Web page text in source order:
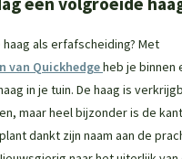
als erfafscheiding? Met
van Quickhedgeheb je binnen
in je tuin. De haag is
maar heel bijzonder is de
dankt zijn naam aan de